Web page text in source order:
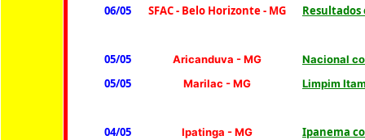
06/05
SFAC - Belo Horizonte - MG Resultados
05/05 Aricanduva - MG Nacional
05/05 Marilac - MG Limpim
04/05 Ipatinga - MG
Ipanema